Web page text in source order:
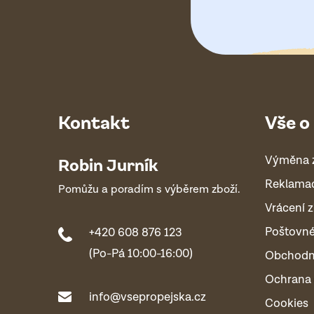
Kontakt
Robin Jurník
Pomůžu a poradím s výběrem zboží.
+420 608 876 123
(Po-Pá 10:00-16:00)
info@vsepropejska.cz
Vše
Výměna
Vrácení
Cookies